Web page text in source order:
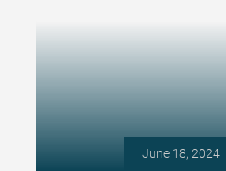
June 18, 2024